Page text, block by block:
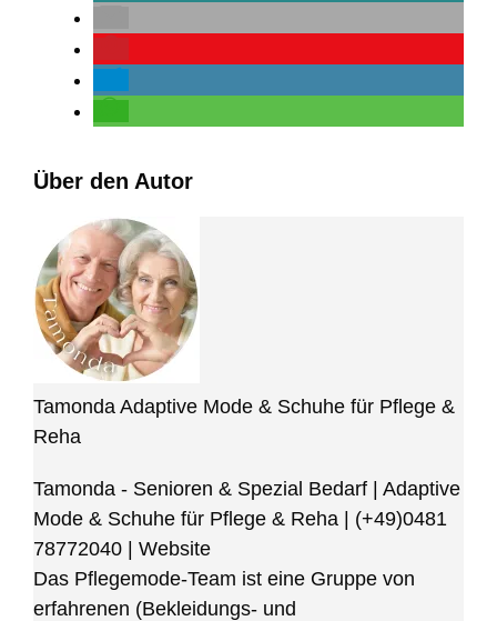
Über den Autor
Tamonda Adaptive Mode & Schuhe für Pflege &
Reha
Tamonda - Senioren & Spezial Bedarf | Adaptive
Mode & Schuhe für Pflege & Reha | (+49)0481
78772040 | Website
Das Pflegemode-Team ist eine Gruppe von
erfahrenen (Bekleidungs- und